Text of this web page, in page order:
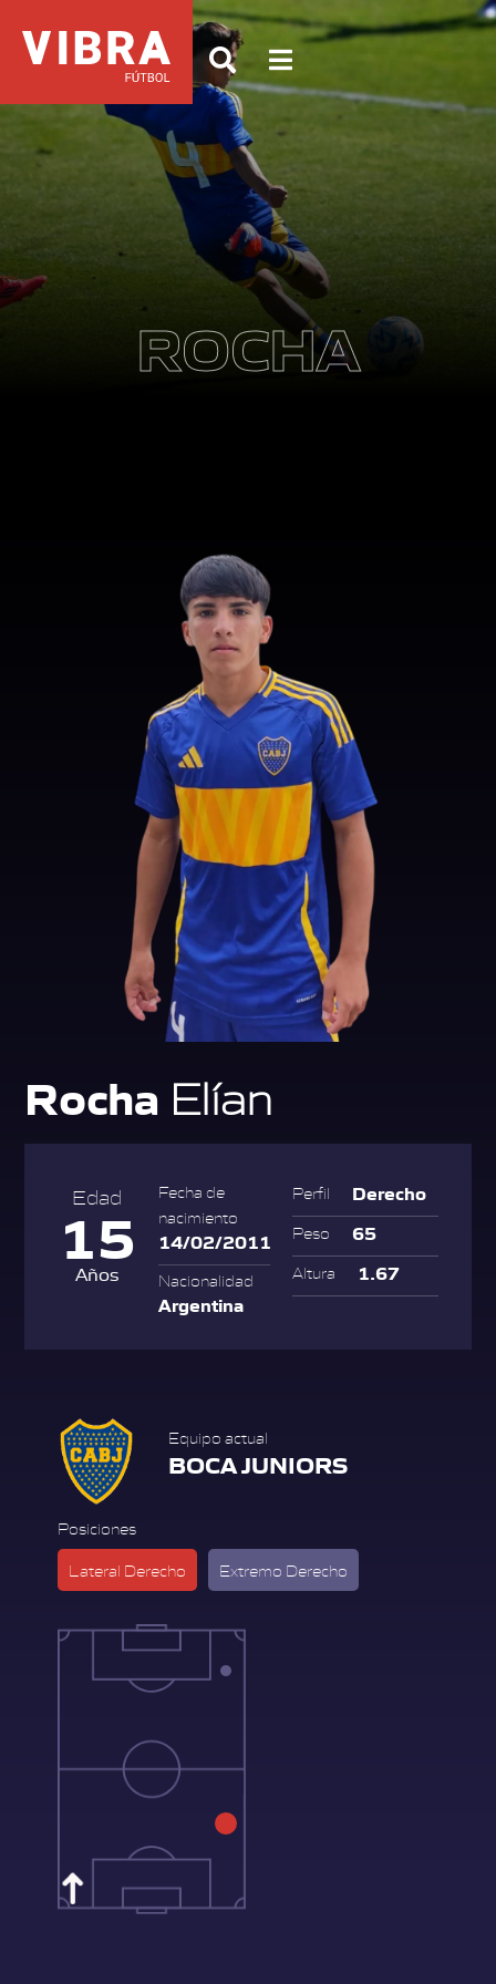
ROCHA
Rocha Elían
Edad
15
Años
Fecha de
nacimiento
14/02/2011
Nacionalidad
Argentina
Perfil Derecho
Peso 65
Altura 1.67
Equipo actual
BOCA JUNIORS
Posiciones
Lateral Derecho Extremo Derecho